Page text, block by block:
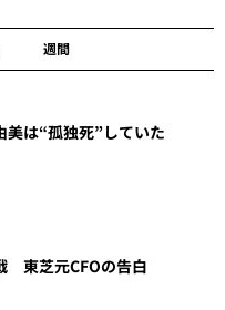
週間
美は“孤独死”していた
東芝元CFOの告白